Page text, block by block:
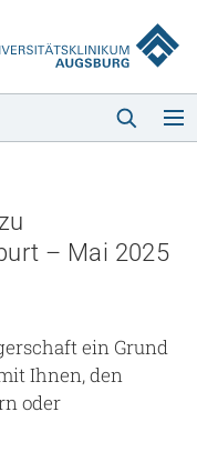
– Mai 2025
ein Grund
Ihnen, den
oder